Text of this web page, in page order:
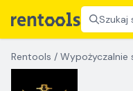
Szukaj
Rentools / Wypożyczalnie